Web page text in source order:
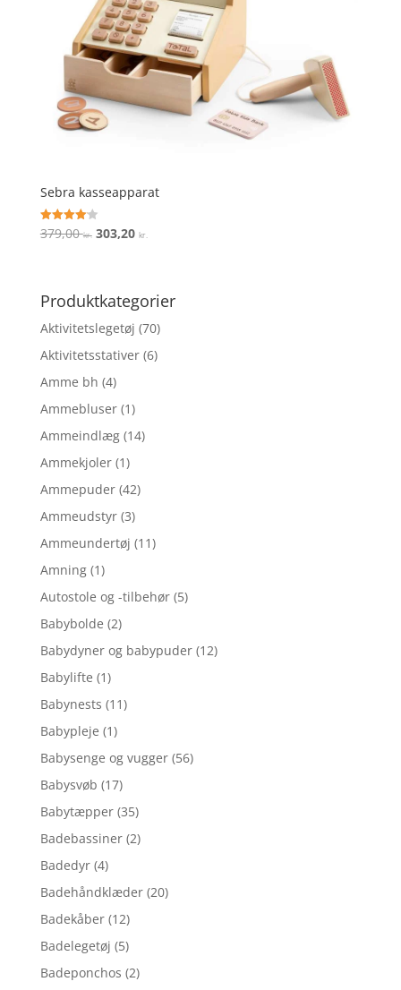
Sebra kasseapparat
Vurderet
4.1
379,00kr. Den
var:
379,00 kr..
303,20 kr.
er:
Produktkategorier
Aktivitetslegetøj (70)
Aktivitetsstativer (6)
Amme bh (4)
Ammebluser (1)
Ammeindlæg (14)
Ammekjoler (1)
Ammepuder (42)
Ammeudstyr (3)
Ammeundertøj (11)
Amning (1)
Autostole og -tilbehør (5)
Babybolde (2)
Babydyner og babypuder (12)
Babylifte (1)
Babynests (11)
Babypleje (1)
Babysenge og vugger (56)
Babysvøb (17)
Babytæpper (35)
Badebassiner (2)
Badedyr (4)
Badehåndklæder (20)
Badekåber (12)
Badelegetøj (5)
Badeponchos (2)